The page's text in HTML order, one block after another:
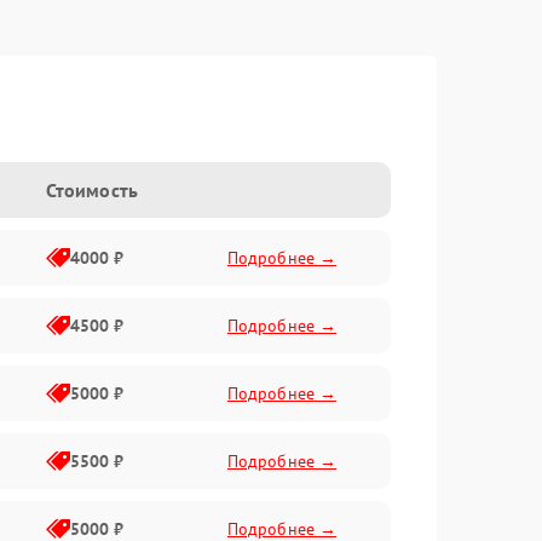
Стоимость
4000 ₽ Подробнее →
4500 ₽ Подробнее →
5000 ₽ Подробнее →
5500 ₽ Подробнее →
5000 ₽ Подробнее →